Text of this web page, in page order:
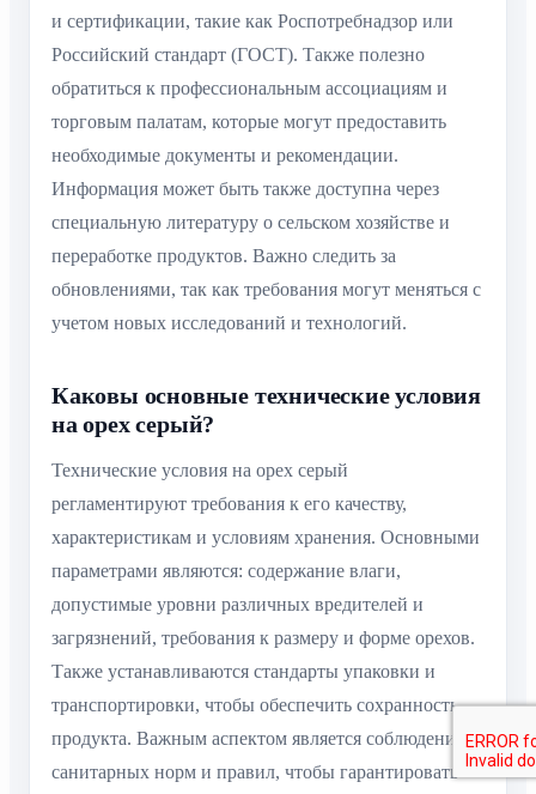
и сертификации, такие как Роспотребнадзор или
Российский стандарт (ГОСТ). Также полезно
обратиться к профессиональным ассоциациям и
торговым палатам, которые могут предоставить
необходимые документы и рекомендации.
Информация может быть также доступна через
специальную литературу о сельском хозяйстве и
переработке продуктов. Важно следить за
обновлениями, так как требования могут меняться с
учетом новых исследований и технологий.
Каковы основные технические условия
на орех серый?
Технические условия на орех серый
регламентируют требования к его качеству,
характеристикам и условиям хранения. Основными
параметрами являются: содержание влаги,
допустимые уровни различных вредителей и
загрязнений, требования к размеру и форме орехов.
Также устанавливаются стандарты упаковки и
транспортировки, чтобы обеспечить сохранность
продукта. Важным аспектом является соблюдение
санитарных норм и правил, чтобы гарантировать